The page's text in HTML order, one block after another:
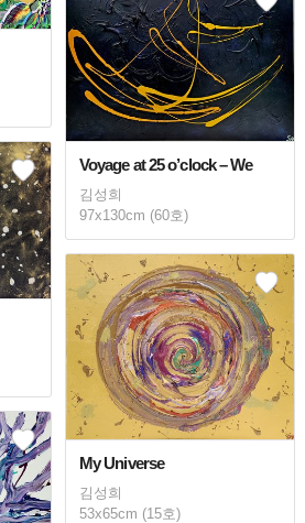
Voyage at 25 o’clock – We
김성희
97x130cm (60호)
My Universe
김성희
53x65cm (15호)